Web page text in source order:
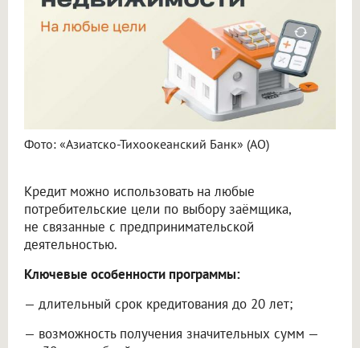
Фото: «Азиатско-Тихоокеанский Банк» (АО)
Кредит можно использовать на любые
потребительские цели по выбору заёмщика,
не связанные с предпринимательской
деятельностью.
Ключевые особенности программы:
— длительный срок кредитования до 20 лет;
— возможность получения значительных сумм —